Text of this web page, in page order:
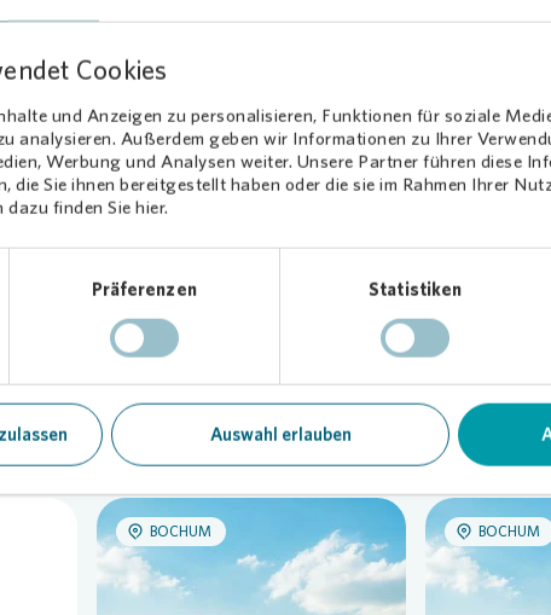
Cookies
und Anzeigen zu personalisieren, Funktionen für soziale
analysieren. Außerdem geben wir Informationen zu Ihrer
Werbung und Analysen weiter. Unsere Partner führen diese
die Sie ihnen bereitgestellt haben oder die sie im Rahmen Ihrer
finden Sie hier.
Präferenzen Statistiken
Auswahl erlauben
BOCHUM BOCHUM